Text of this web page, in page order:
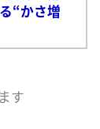
“かさ増
す